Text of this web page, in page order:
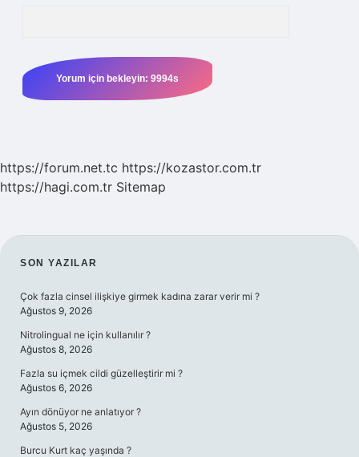
https://forum.net.tc https://kozastor.com.tr
https://hagi.com.tr Sitemap
SIDEBAR
SON YAZILAR
Çok fazla cinsel ilişkiye girmek kadına zarar verir mi ?
Ağustos 9, 2026
Nitrolingual ne için kullanılır ?
Ağustos 8, 2026
Fazla su içmek cildi güzelleştirir mi ?
Ağustos 6, 2026
Ayın dönüyor ne anlatıyor ?
Ağustos 5, 2026
Burcu Kurt kaç yaşında ?